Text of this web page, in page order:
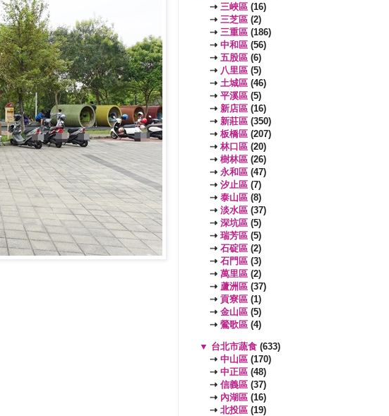
⇢ 三峽區 (16)
⇢ 三芝區 (2)
⇢ 三重區 (186)
⇢ 中和區 (56)
⇢ 五股區 (6)
⇢ 八里區 (5)
⇢ 土城區 (46)
⇢ 平溪區 (5)
⇢ 新店區 (16)
⇢ 新莊區 (350)
⇢ 板橋區 (207)
⇢ 林口區 (20)
⇢ 樹林區 (26)
⇢ 永和區 (47)
⇢ 汐止區 (7)
⇢ 泰山區 (8)
⇢ 淡水區 (37)
⇢ 深坑區 (5)
⇢ 瑞芳區 (5)
⇢ 石碇區 (2)
⇢ 石門區 (3)
⇢ 萬里區 (2)
⇢ 蘆洲區 (37)
⇢ 貢寮區 (1)
⇢ 金山區 (5)
⇢ 鶯歌區 (4)
▼ 台北市蔬食 (633)
⇢ 中山區 (170)
⇢ 中正區 (48)
⇢ 信義區 (37)
⇢ 內湖區 (16)
⇢ 北投區 (19)